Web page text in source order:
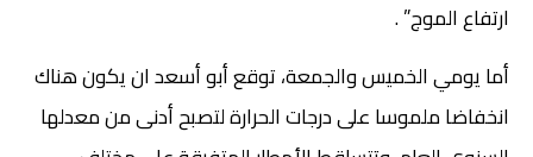
ارتفاع الموج” .
أما يومي الخميس والجمعة، توقع أبو أسعد ان يكون هناك
انخفاضا ملموسا على درجات الحرارة لتصبح أدنى من معدلها